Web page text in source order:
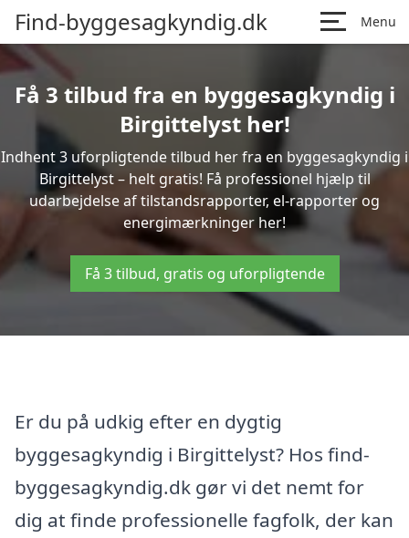
Find-byggesagkyndig.dk Menu
Få 3 tilbud fra en byggesagkyndig i
Birgittelyst her!
Indhent 3 uforpligtende tilbud her fra en byggesagkyndig i
Birgittelyst – helt gratis! Få professionel hjælp til
udarbejdelse af tilstandsrapporter, el-rapporter og
energimærkninger her!
Få 3 tilbud, gratis og uforpligtende
Er du på udkig efter en dygtig
byggesagkyndig i Birgittelyst? Hos find-
byggesagkyndig.dk gør vi det nemt for
dig at finde professionelle fagfolk, der kan